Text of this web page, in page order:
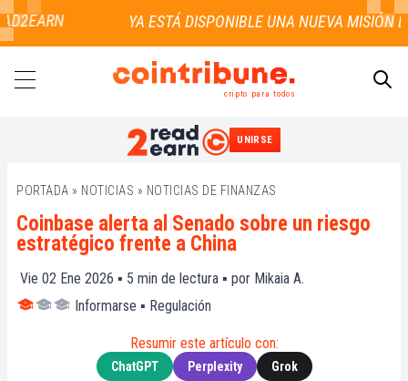
cripto para todos
UNIRSE
PORTADA » NOTICIAS » NOTICIAS DE FINANZAS
Coinbase alerta al Senado sobre un riesgo
estratégico frente a China
Vie 02 Ene 2026 ▪ 5 min de lectura ▪ por Mikaia A.
Informarse ▪ Regulación
Resumir este artículo con:
ChatGPT Perplexity Grok